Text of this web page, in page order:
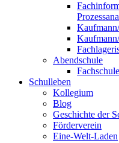
Abendschule
Schulleben
Kollegium
Blog
Geschichte der
Förderverein
Eine-Welt-Laden